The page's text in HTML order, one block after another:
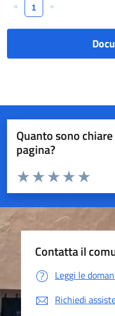
« 1 »
Quanto sono
pagina?
Valuta da 1 a 5 stelle la pagina
Valuta 5
Valuta 4
Valuta 3 stelle
Valuta 2 stelle su 5
Valuta 1 stelle su 5
Contatta il
Leggi le
Richiedi